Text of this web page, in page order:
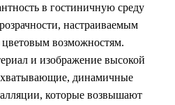
в гостиничную среду
настраиваемым
возможностям.
и изображение высокой
динамичные
которые возвышают